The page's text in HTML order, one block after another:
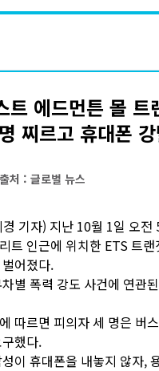
트 에드먼튼 몰
찌르고 휴대폰
처 : 글로벌 뉴스
경 기자) 지난 10월 1일 오
트 인근에 위치한 ETS 트
어졌다.
별 폭력 강도 사건에 연관
따르면 피의자 세 명은 버
했다.
이 휴대폰을 내놓지 않자,